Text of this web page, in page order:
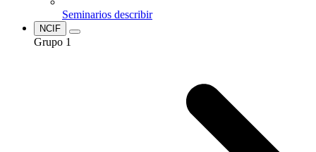
Seminarios describir
NCIF
Grupo 1